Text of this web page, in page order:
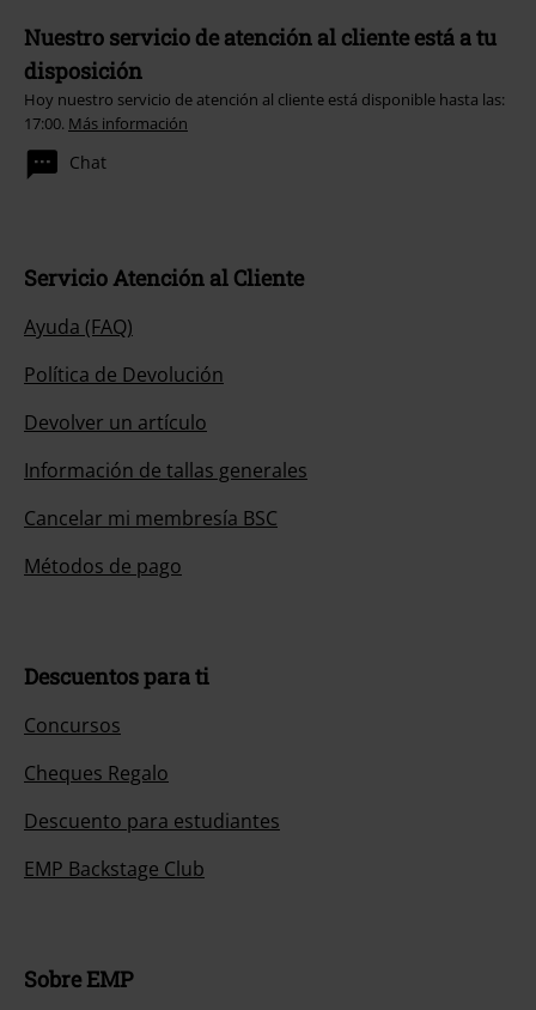
Nuestro servicio de atención al cliente está a tu
disposición
Hoy nuestro servicio de atención al cliente está disponible hasta las:
17:00. Más información
Chat
Servicio Atención al Cliente
Ayuda (FAQ)
Política de Devolución
Devolver un artículo
Información de tallas generales
Cancelar mi membresía BSC
Métodos de pago
Descuentos para ti
Concursos
Cheques Regalo
Descuento para estudiantes
EMP Backstage Club
Sobre EMP